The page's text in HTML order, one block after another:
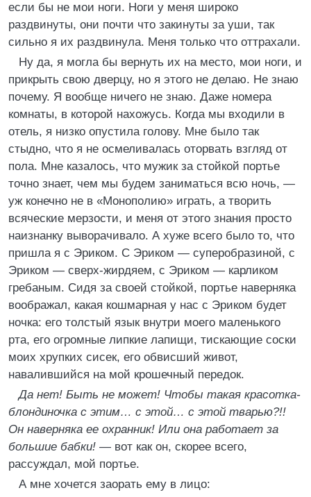
если бы не мои ноги. Ноги у меня широко
раздвинуты, они почти что закинуты за уши, так
сильно я их раздвинула. Меня только что оттрахали.
Ну да, я могла бы вернуть их на место, мои ноги, и
прикрыть свою дверцу, но я этого не делаю. Не знаю
почему. Я вообще ничего не знаю. Даже номера
комнаты, в которой нахожусь. Когда мы входили в
отель, я низко опустила голову. Мне было так
стыдно, что я не осмеливалась оторвать взгляд от
пола. Мне казалось, что мужик за стойкой портье
точно знает, чем мы будем заниматься всю ночь, —
уж конечно не в «Монополию» играть, а творить
всяческие мерзости, и меня от этого знания просто
наизнанку выворачивало. А хуже всего было то, что
пришла я с Эриком. С Эриком — суперобразиной, с
Эриком — сверх-жирдяем, с Эриком — карликом
гребаным. Сидя за своей стойкой, портье наверняка
воображал, какая кошмарная у нас с Эриком будет
ночка: его толстый язык внутри моего маленького
рта, его огромные липкие лапищи, тискающие соски
моих хрупких сисек, его обвисший живот,
навалившийся на мой крошечный передок.
Да нет! Быть не может! Чтобы такая красотка-
блондиночка с этим… с этой… с этой тварью?!!
Он наверняка ее охранник! Или она работает за
большие бабки! — вот как он, скорее всего,
рассуждал, мой портье.
А мне хочется заорать ему в лицо: